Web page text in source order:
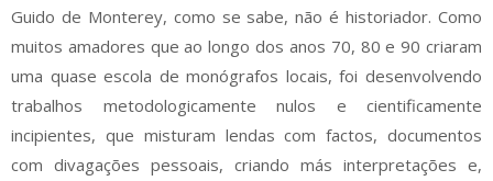
Guido de Monterey, como se sabe, não é historiador. Como
muitos amadores que ao longo dos anos 70, 80 e 90 criaram
uma quase escola de monógrafos locais, foi desenvolvendo
trabalhos metodologicamente nulos e cientificamente
incipientes, que misturam lendas com factos, documentos
com divagações pessoais, criando más interpretações e,